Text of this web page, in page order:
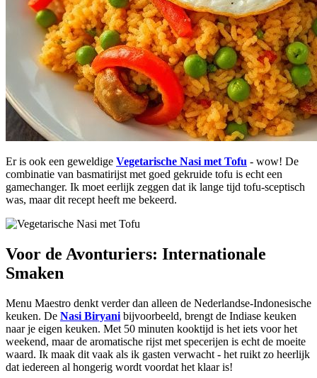
Er is ook een geweldige Vegetarische Nasi met Tofu - wow! De
combinatie van basmatirijst met goed gekruide tofu is echt een
gamechanger. Ik moet eerlijk zeggen dat ik lange tijd tofu-sceptisch
was, maar dit recept heeft me bekeerd.
Voor de Avonturiers: Internationale
Smaken
Menu Maestro denkt verder dan alleen de Nederlandse-Indonesische
keuken. De Nasi Biryani bijvoorbeeld, brengt de Indiase keuken
naar je eigen keuken. Met 50 minuten kooktijd is het iets voor het
weekend, maar de aromatische rijst met specerijen is echt de moeite
waard. Ik maak dit vaak als ik gasten verwacht - het ruikt zo heerlijk
dat iedereen al hongerig wordt voordat het klaar is!